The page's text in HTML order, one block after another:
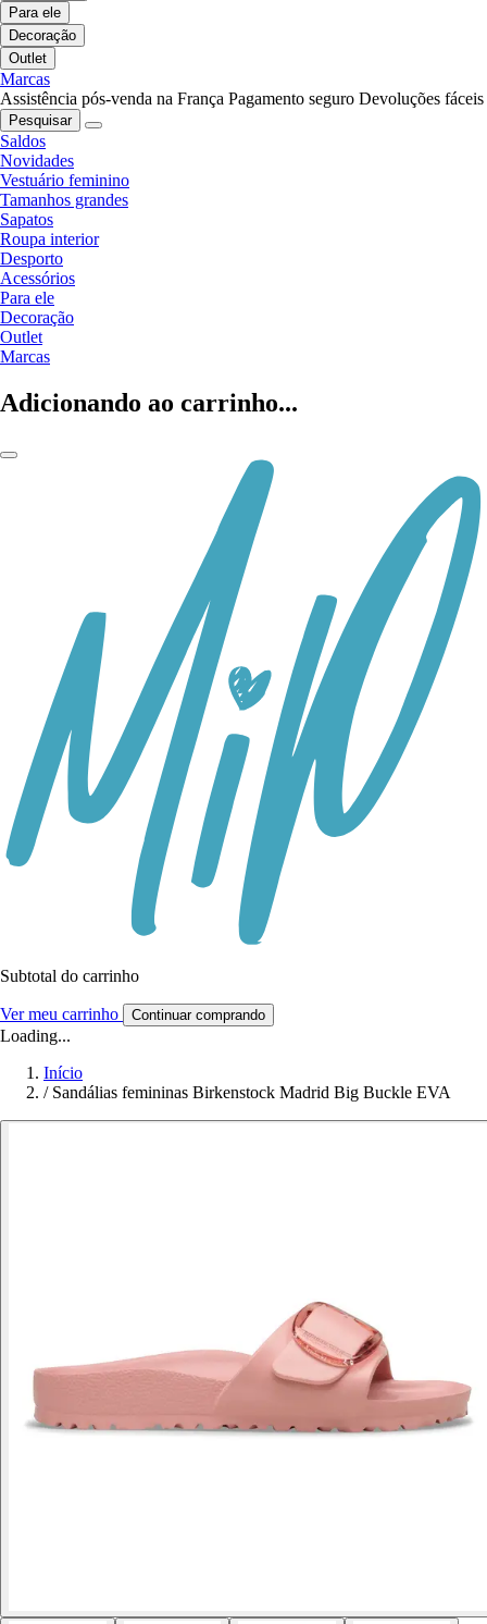
Para ele
Decoração
Outlet
Marcas
Assistência pós-venda na França Pagamento seguro Devoluções fáceis
Pesquisar
Saldos
Novidades
Vestuário feminino
Tamanhos grandes
Sapatos
Roupa interior
Desporto
Acessórios
Para ele
Decoração
Outlet
Marcas
Adicionando ao carrinho...
Subtotal do carrinho
Ver meu carrinho Continuar comprando
Loading...
Início
/ Sandálias femininas Birkenstock Madrid Big Buckle EVA